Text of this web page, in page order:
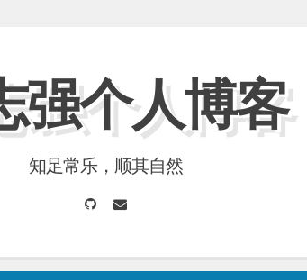
强个人博客
知足常乐，顺其自然
GitHubEmail